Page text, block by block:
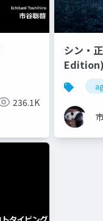
236.1K
シン・
Edition)